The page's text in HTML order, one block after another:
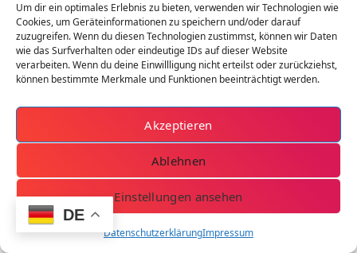
Um dir ein optimales Erlebnis zu bieten, verwenden wir Technologien wie
Cookies, um Geräteinformationen zu speichern und/oder darauf
zuzugreifen. Wenn du diesen Technologien zustimmst, können wir Daten
wie das Surfverhalten oder eindeutige IDs auf dieser Website
verarbeiten. Wenn du deine Einwillligung nicht erteilst oder zurückziehst,
können bestimmte Merkmale und Funktionen beeinträchtigt werden.
Akzeptieren
Ablehnen
Einstellungen ansehen
DatenschutzerklärungImpressum
Hausratversicherung
Privathaftpflichtversicherung in Berlin –
Versicherungskennzeichen 2026/2027 – Jetzt
rechtzeitig bei Mopedano bestellen
DE